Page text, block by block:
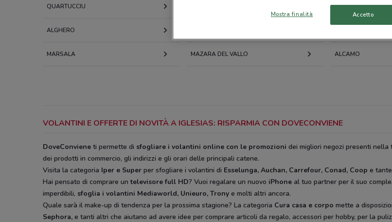
QUARTUCCIU ORISTANO
ALGHERO
MARSALA MAZARA DEL VALLO ALCAMO
VOLANTINI E OFFERTE DI NOVITÀ A IGLESIAS: RISPARMIA CON DOVECONVIENE
DoveConviene ti permette di sfogliare i volantini online con le promozioni dei migliori negozi presenti
dei prodotti in commercio, gli indirizzi e gli orari delle principali catene.
Visita la categoria Iper e Super per sfogliare i volantini di Esselunga, Auchan, Carrefour, Conad, Coop e
Hai pensato di comprare untelevisore full HD? Vuoi regalare un nuovo iPhone al tuo partner per il suo
imperdibili, sfoglia i volantini Mediaworld, Unieuro, Trony e molti altri ancora.
Quale sarà il make-up di tendenza per la prossima stagione? La categoria Cura casa e corpo mette a
Sephora, e tanti altri che aiutano ad avere idee per comprare articoli da regalo, accessori per hobby, per la
Mostra finalità Accetto